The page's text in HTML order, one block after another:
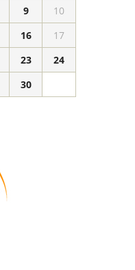
9
10
16
17
23
24
30